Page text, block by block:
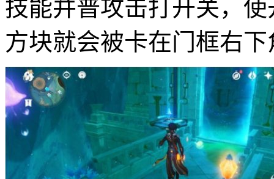
技能并普攻击打开关，
方块就会被卡在门框右